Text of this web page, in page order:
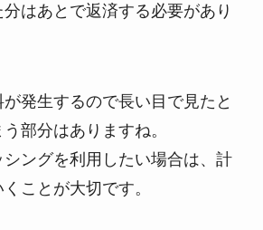
はあとで返済する必要があり
発生するので長い目で見たと
部分はありますね。
シングを利用したい場合は、計
ことが大切です。